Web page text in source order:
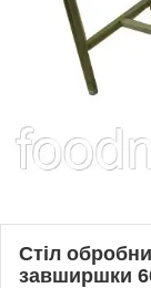
Стіл
завширшки